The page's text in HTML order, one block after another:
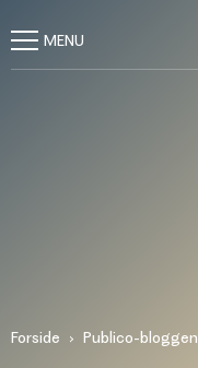
Forside Publico-bloggen